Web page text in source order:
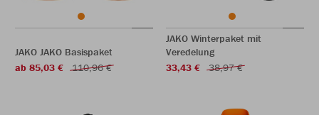
JAKO JAKO Basispaket
ab 85,03 €
110,96 €
JAKO Winterpaket mit
Veredelung
33,43 €
38,97 €